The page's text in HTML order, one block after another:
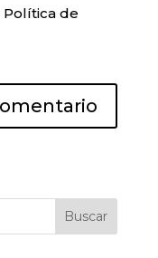
Política de